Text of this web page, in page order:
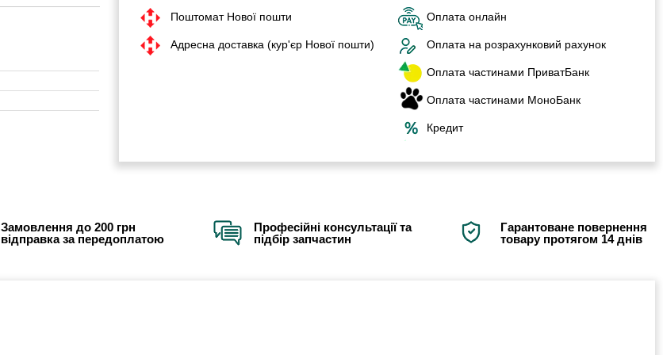
Поштомат Нової пошти
Адресна доставка (кур'єр Нової пошти)
Оплата онлайн
Оплата на розрахунковий рахунок
Оплата частинами ПриватБанк
Оплата частинами МоноБанк
Кредит
Замовлення до 200 грн
відправка за передоплатою
Професійні консультації та
підбір запчастин
Гарантоване повернення
товару протягом 14 днів